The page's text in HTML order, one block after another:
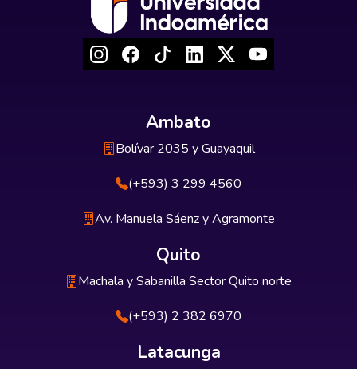
Ambato
Bolívar 2035 y Guayaquil
(+593) 3 299 4560
Av. Manuela Sáenz y Agramonte
Quito
Machala y Sabanilla Sector Quito norte
(+593) 2 382 6970
Latacunga